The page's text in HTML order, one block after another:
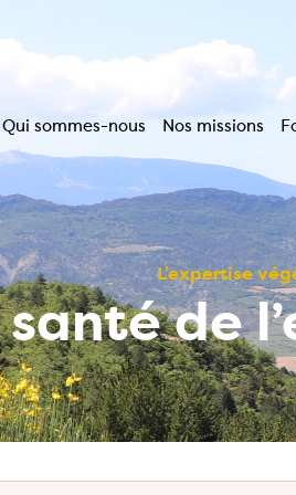
Qui sommes-nous Nos missions
L’expertise
de